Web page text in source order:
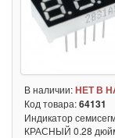
В наличии:НЕТ В
Код товара:64131
Индикатор
КРАСНЫЙ 0.28